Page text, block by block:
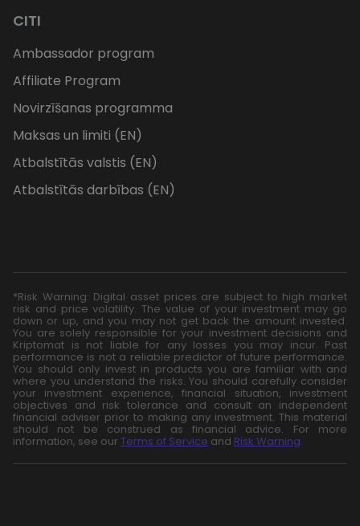
CITI
Ambassador program
Affiliate Program
Novirzīšanas programma
Maksas un limiti (EN)
Atbalstītās valstis (EN)
Atbalstītās darbības (EN)
*Risk Warning: Digital asset prices are subject to high market
risk and price volatility. The value of your investment may go
down or up, and you may not get back the amount invested.
You are solely responsible for your investment decisions and
Kriptomat is not liable for any losses you may incur. Past
performance is not a reliable predictor of future performance.
You should only invest in products you are familiar with and
where you understand the risks. You should carefully consider
your investment experience, financial situation, investment
objectives and risk tolerance and consult an independent
financial adviser prior to making any investment. This material
should not be construed as financial advice. For more
information, see our Terms of Service and Risk Warning.